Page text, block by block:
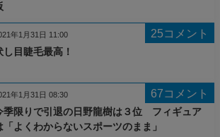
25コメント
し目睫毛最高！
年1月31日 11:00
67コメント
季限りで引退の日野龍樹は３位 フィギュア
「よくわからないスポーツのまま」
年1月31日 08:30